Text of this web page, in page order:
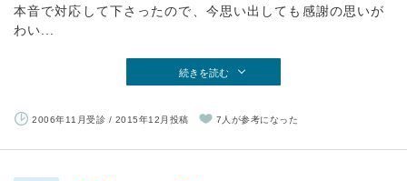
本音で対応して下さったので、今思い出しても感謝の思いが
わい...
続きを読む
2006年11月受診 / 2015年12月投稿 7人が参考になった